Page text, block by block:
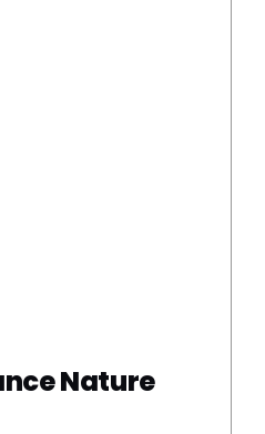
Nature